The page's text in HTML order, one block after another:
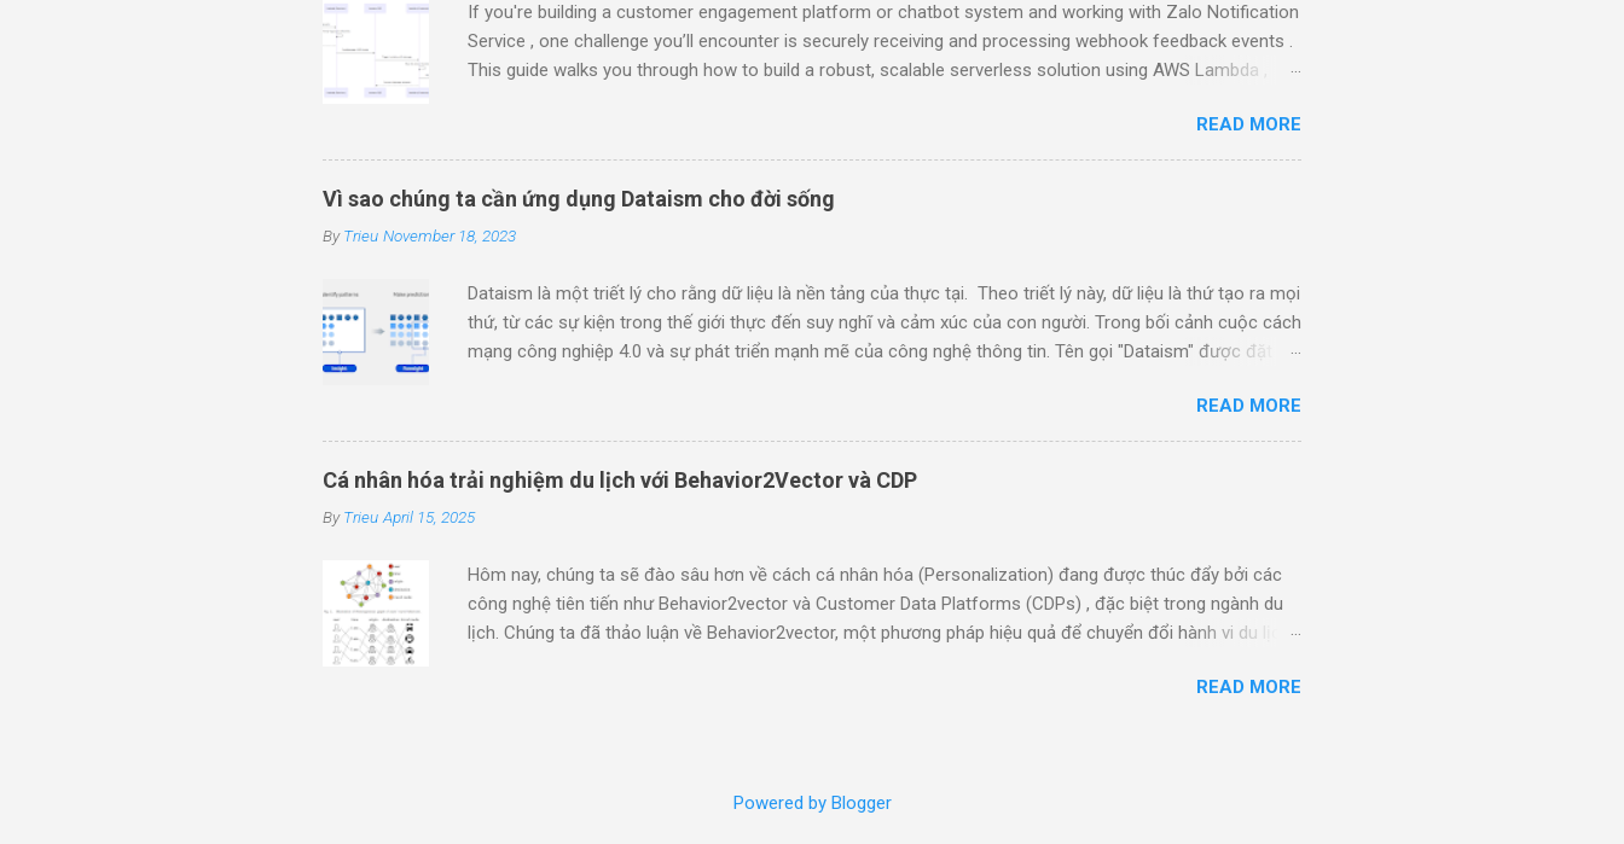
If you're building a customer engagement platform or chatbot system and working with Zalo Notification
Service , one challenge you’ll encounter is securely receiving and processing webhook feedback events .
This guide walks you through how to build a robust, scalable serverless solution using AWS Lambda ,
to handle Zalo’s user_feedback webhook: Receive the webhook securely using an AWS Lambda. Verify
the X-ZEvent-Signature to authenticate Zalo. Push the payload into an Amazon SQS queue. Consume
the SQS messages via another Lambda. Store the feedback data in Amazon S3 for analytics or audit
logging. 🧱 Step 1: Understanding Zalo’s Webhook Zalo sends a POST request to your webhook URL
when a user submits feedback via a ZNS template. Example payload: { "event_name": "user_feedback",
READ MORE
Vì sao chúng ta cần ứng dụng Dataism cho đời sống
ByTrieu November 18, 2023
Dataism là một triết lý cho rằng dữ liệu là nền tảng của thực tại. Theo triết lý này, dữ liệu là thứ tạo ra mọi
thứ, từ các sự kiện trong thế giới thực đến suy nghĩ và cảm xúc của con người. Trong bối cảnh cuộc cách
mạng công nghiệp 4.0 và sự phát triển mạnh mẽ của công nghệ thông tin. Tên gọi "Dataism" được đặt ra
trong tự nhiên và xã hội. Nguyên gốc của Dataism không thể được liên kết chặt chẽ với một cá nhân hay
tổ chức cụ thể, nhưng một số tác giả và nhà nghiên cứu nhất định đã đóng góp vào việc phát triển và mô
tả triết lý này. Một số tác giả nổi tiếng trong lĩnh vực này bao gồm: Yuval Noah Harari: Tác giả của cuốn
sách nổi tiếng "Sapiens: Lược sử loài người" và "Homo Deus: Lược sử tương lai", Harari đã đề cập đến
khái niệm Dataism trong việc mô tả sự tiến hóa của con người và xã hội.
READ MORE
Cá nhân hóa trải nghiệm du lịch với Behavior2Vector và CDP
ByTrieu April 15, 2025
Hôm nay, chúng ta sẽ đào sâu hơn về cách cá nhân hóa (Personalization) đang được thúc đẩy bởi các
công nghệ tiên tiến như Behavior2vector và Customer Data Platforms (CDPs) , đặc biệt trong ngành du
lịch. Chúng ta đã thảo luận về Behavior2vector, một phương pháp hiệu quả để chuyển đổi hành vi du lịch
của cá nhân hóa. CDP: Nền tảng dữ liệu khách hàng hợp nhất cho cá nhân hóa Cuốn sách "Personalized
dưới dạng dịch vụ (SaaS) giúp các công ty kết hợp tất cả dữ liệu của họ về từng khách hàng riêng lẻ và
READ MORE
Powered by Blogger